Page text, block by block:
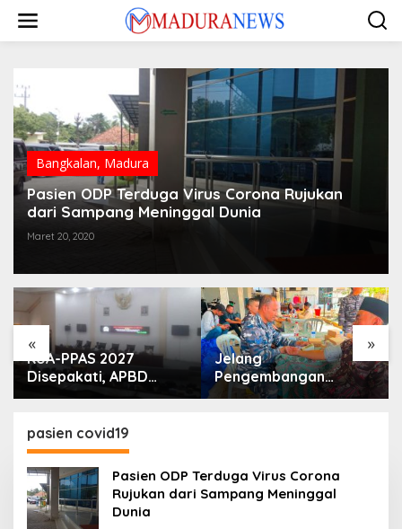
konten
Bangkalan, Madura
Pasien ODP Terduga Virus Corona Rujukan
dari Sampang Meninggal Dunia
Maret 20, 2020
« »
KUA-PPAS 2027
Disepakati, APBD
Sampang Defisit Rp
Jelang
Pengembangan
Lapangan Hidayah,
pasien covid19
Pasien ODP Terduga Virus Corona
Rujukan dari Sampang Meninggal
Dunia